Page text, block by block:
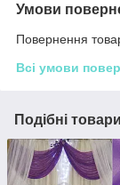
Умови
Повернення
Всі умови
Подібні